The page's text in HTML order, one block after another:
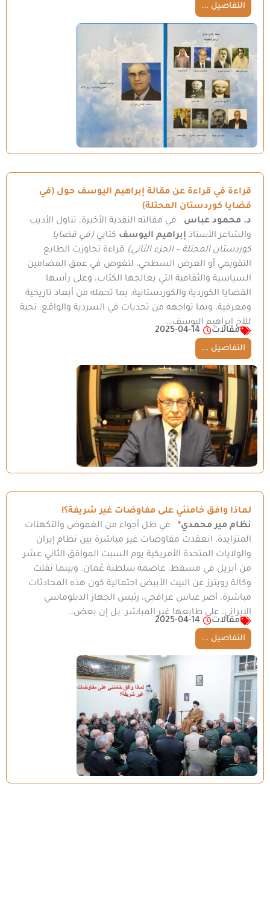
التفاصيل ...
قراءة في قراءة عن مقالة إبراهيم اليوسف حول (في
قضايا كوردستان المحتلة)
د. محمود عباس في مقالته النقدية الأخيرة، تناول الأديب
والشاعر الأستاذ إبراهيم اليوسف كتابي (في قضايا
كوردستان المحتلة – الجزء الثاني) قراءة تجاوزت الطابع
التقويمي أو العرض السطحي، لتغوص في عمق المضامين
السياسية والثقافية التي يعالجها الكتاب، وعلى رأسها
القضايا الكوردية والكوردستانية، بما تحمله من أبعاد تاريخية
ومعرفية، وبما تواجهه من تحديات في السردية والواقع. تحية
للأخ إبراهيم اليوسف،…
مقالات
2025-04-14
التفاصيل ...
لماذا وافق خامنئي على مفاوضات غير شريفة؟!
نظام مير محمدي*
في ظل أجواء من الغموض والتكهنات
المتزايدة، انعقدت مفاوضات غير مباشرة بين نظام إيران
والولايات المتحدة الأمريكية يوم السبت الموافق الثاني عشر
من أبريل في مسقط، عاصمة سلطنة عُمان. وبينما نقلت
وكالة رويترز عن البيت الأبيض احتمالية كون هذه المحادثات
مباشرة، أصر عباس عراقجي، رئيس الجهاز الدبلوماسي
الإيراني، على طابعها غير المباشر. بل إن بعض…
مقالات
2025-04-14
التفاصيل ...